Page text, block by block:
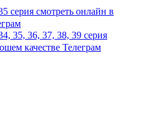
серия смотреть онлайн в
35, 36, 37, 38, 39 серия
качестве Телеграм